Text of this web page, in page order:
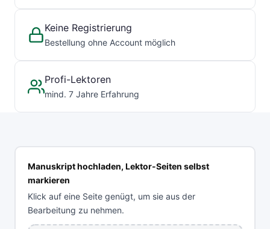
Keine Registrierung
Bestellung ohne Account möglich
Profi-Lektoren
mind. 7 Jahre Erfahrung
Manuskript hochladen, Lektor-Seiten selbst
markieren
Klick auf eine Seite genügt, um sie aus der
Bearbeitung zu nehmen.